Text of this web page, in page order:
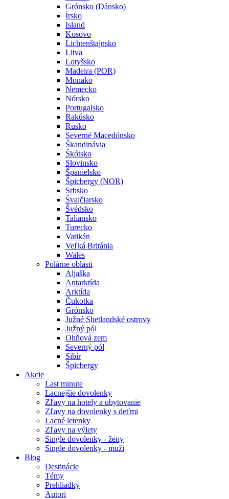
Grónsko (Dánsko)
Írsko
Island
Kosovo
Lichtenštajnsko
Litva
Lotyšsko
Madeira (POR)
Monako
Nemecko
Nórsko
Portugalsko
Rakúsko
Rusko
Severné Macedónsko
Škandinávia
Škótsko
Slovinsko
Španielsko
Špicbergy (NOR)
Srbsko
Švajčiarsko
Švédsko
Taliansko
Turecko
Vatikán
Veľká Británia
Wales
Polárne oblasti
Aljaška
Antarktída
Arktída
Čukotka
Grónsko
Južné Shetlandské ostrovy
Južný pól
Ohňová zem
Severný pól
Sibír
Špicbergy
Akcie
Last minute
Lacnejšie dovolenky
Zľavy na hotely a ubytovanie
Zľavy na dovolenky s deťmi
Lacné letenky
Zľavy na výlety
Single dovolenky - ženy
Single dovolenky - muži
Blog
Destinácie
Témy
Prehliadky
Autori